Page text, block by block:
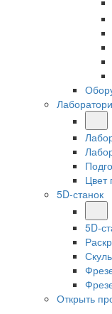
Цвет
5D-станок
5D-
Открыть